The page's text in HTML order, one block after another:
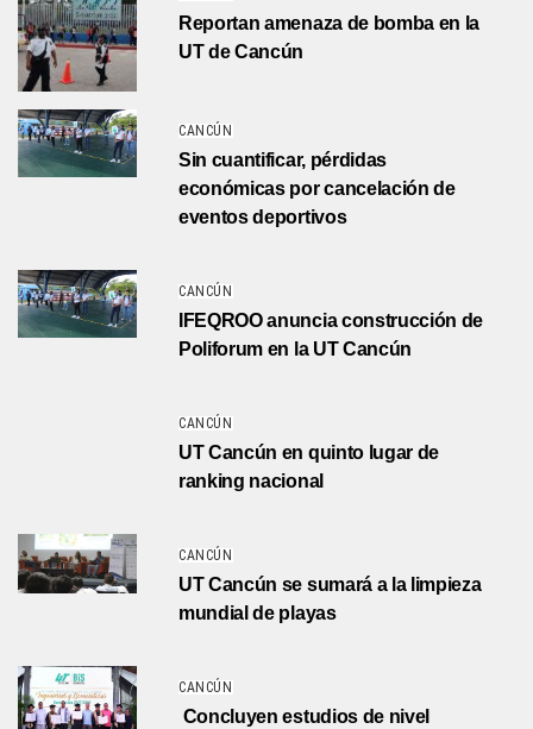
Reportan amenaza de bomba en la
UT de Cancún
CANCÚN
Sin cuantificar, pérdidas
económicas por cancelación de
eventos deportivos
CANCÚN
IFEQROO anuncia construcción de
Poliforum en la UT Cancún
CANCÚN
UT Cancún en quinto lugar de
ranking nacional
CANCÚN
UT Cancún se sumará a la limpieza
mundial de playas
CANCÚN
Concluyen estudios de nivel